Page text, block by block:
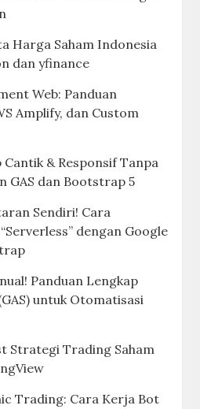
Harga Saham Indonesia
dan yfinance
Web: Panduan
Amplify, dan Custom
& Responsif Tanpa
GAS dan Bootstrap 5
Sendiri! Cara
dengan Google
Panduan Lengkap
untuk Otomatisasi
Strategi Trading Saham
Trading: Cara Kerja Bot